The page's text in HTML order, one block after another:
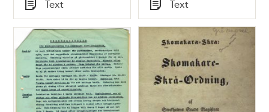
Typ
Text
Typ
Text